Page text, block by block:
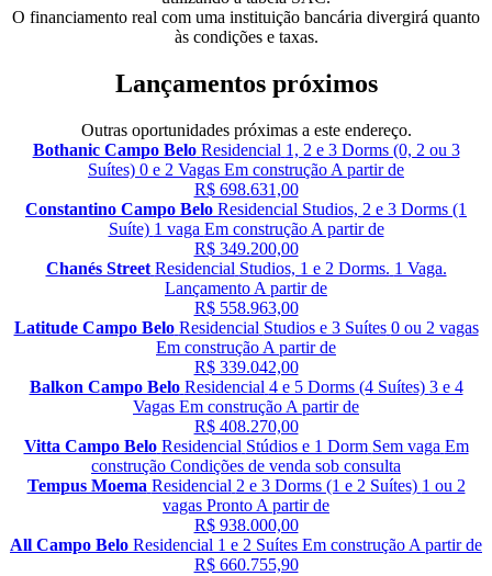
O financiamento real com uma instituição bancária divergirá quanto
às condições e taxas.
Lançamentos próximos
Outras oportunidades próximas a este endereço.
Bothanic Campo Belo Residencial 1, 2 e 3 Dorms (0, 2 ou 3
Suítes) 0 e 2 Vagas Em construção A partir de
R$ 698.631,00
Constantino Campo Belo Residencial Studios, 2 e 3 Dorms (1
Suíte) 1 vaga Em construção A partir de
R$ 349.200,00
Chanés Street Residencial Studios, 1 e 2 Dorms. 1 Vaga.
Lançamento A partir de
R$ 558.963,00
Latitude Campo Belo Residencial Studios e 3 Suítes 0 ou 2 vagas
Em construção A partir de
R$ 339.042,00
Balkon Campo Belo Residencial 4 e 5 Dorms (4 Suítes) 3 e 4
Vagas Em construção A partir de
R$ 408.270,00
Vitta Campo Belo Residencial Stúdios e 1 Dorm Sem vaga Em
construção Condições de venda sob consulta
Tempus Moema Residencial 2 e 3 Dorms (1 e 2 Suítes) 1 ou 2
vagas Pronto A partir de
R$ 938.000,00
All Campo Belo Residencial 1 e 2 Suítes Em construção A partir de
R$ 660.755,90